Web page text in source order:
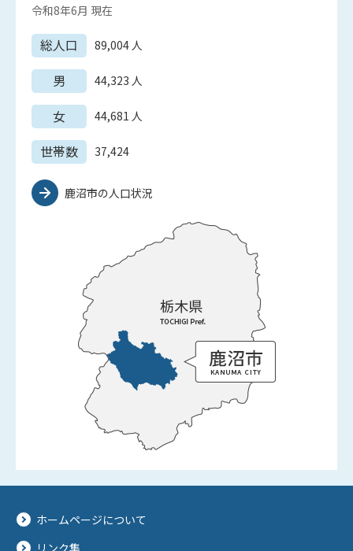
令和8年6月 現在
総人口 89,004人
男 44,323 人
女 44,681 人
世帯数 37,424
鹿沼市の人口状況
ホームページについて